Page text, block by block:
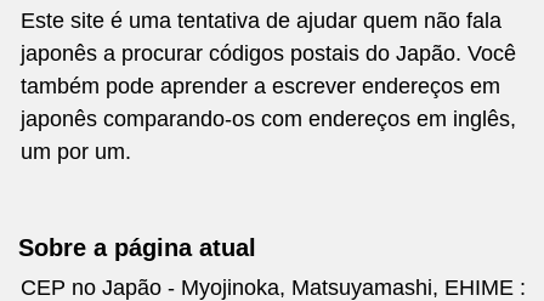
Este site é uma tentativa de ajudar quem não fala
japonês a procurar códigos postais do Japão. Você
também pode aprender a escrever endereços em
japonês comparando-os com endereços em inglês,
um por um.
Sobre a página atual
CEP no Japão - Myojinoka, Matsuyamashi, EHIME :